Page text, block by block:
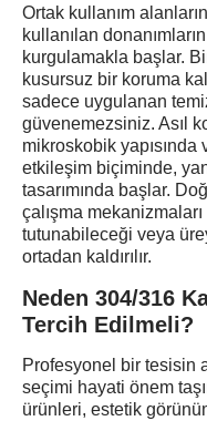
Ortak kullanım
kullanılan
kurgulamakla başlar.
kusursuz bir koruma
sadece uygulanan
güvenemezsiniz. Asıl
mikroskobik
etkileşim biçiminde,
tasarımında başlar.
çalışma
tutunabileceği veya
ortadan kaldırılır.
Neden 304/316
Tercih Edilmeli?
Profesyonel bir tesisin
seçimi hayati önem
ürünleri, estetik